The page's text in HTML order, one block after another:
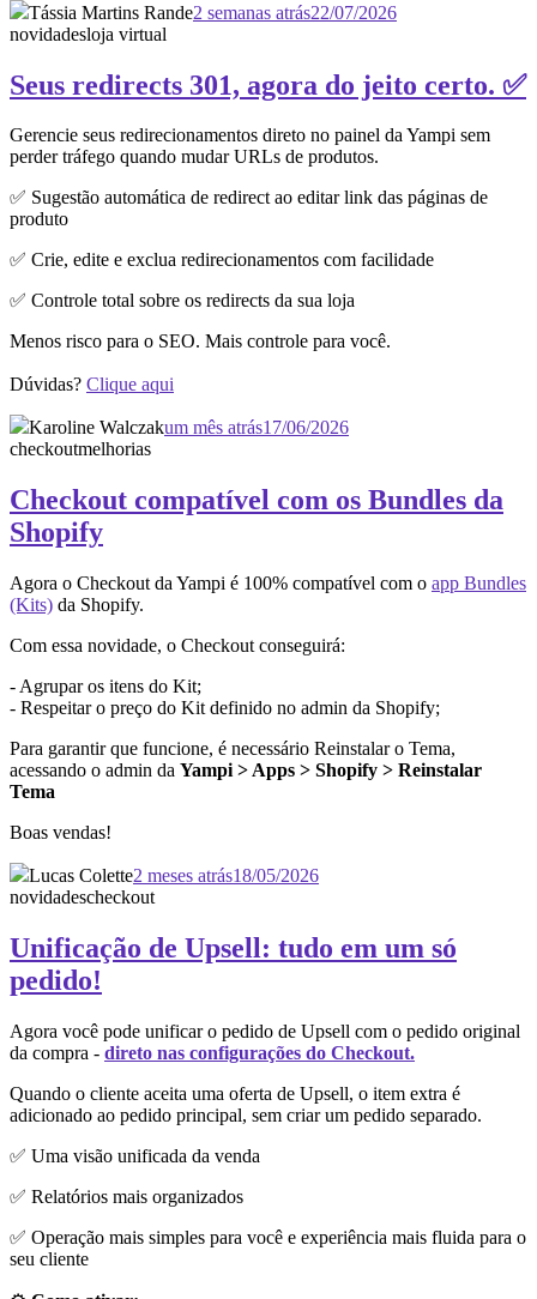
Tássia Martins Rande2 semanas atrás22/07/2026
novidadesloja virtual
Seus redirects 301, agora do jeito certo. ✅
Gerencie seus redirecionamentos direto no painel da Yampi sem
perder tráfego quando mudar URLs de produtos.
✅ Sugestão automática de redirect ao editar link das páginas de
produto
✅ Crie, edite e exclua redirecionamentos com facilidade
✅ Controle total sobre os redirects da sua loja
Menos risco para o SEO. Mais controle para você.
Dúvidas? Clique aqui
Karoline Walczakum mês atrás17/06/2026
checkoutmelhorias
Checkout compatível com os Bundles da
Shopify
Agora o Checkout da Yampi é 100% compatível com o app Bundles
(Kits) da Shopify.
Com essa novidade, o Checkout conseguirá:
- Agrupar os itens do Kit;
- Respeitar o preço do Kit definido no admin da Shopify;
Para garantir que funcione, é necessário Reinstalar o Tema,
acessando o admin da Yampi > Apps > Shopify > Reinstalar
Tema
Boas vendas!
Lucas Colette2 meses atrás18/05/2026
novidadescheckout
Unificação de Upsell: tudo em um só
pedido!
Agora você pode unificar o pedido de Upsell com o pedido original
da compra - direto nas configurações do Checkout.
Quando o cliente aceita uma oferta de Upsell, o item extra é
adicionado ao pedido principal, sem criar um pedido separado.
✅ Uma visão unificada da venda
✅ Relatórios mais organizados
✅ Operação mais simples para você e experiência mais fluida para o
seu cliente